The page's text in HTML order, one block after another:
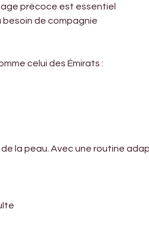
précoce est essentiel
besoin de compagnie
celui des Émirats :
la peau. Avec une routine